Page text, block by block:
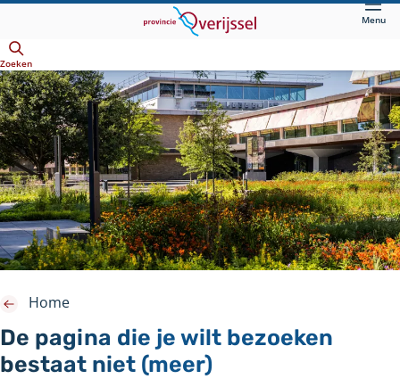
hoofdinhoud
Menu
Zoeken
De pagina die je wilt bezoeken
bestaat niet (meer)
Home